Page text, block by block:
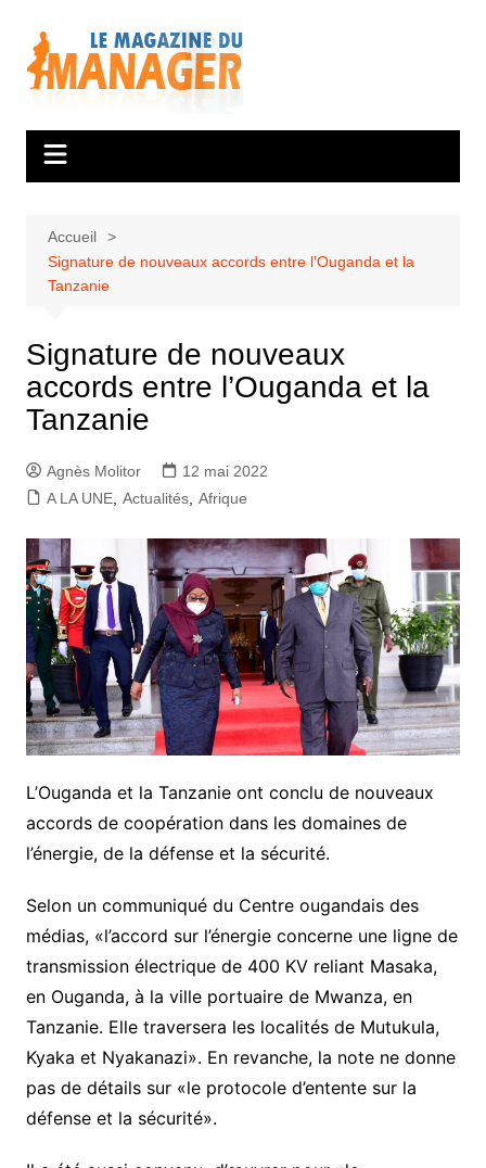
contenu
Accueil
Signature de nouveaux accords entre l’Ouganda et la
Tanzanie
Signature de nouveaux
accords entre l’Ouganda et la
Tanzanie
Agnès Molitor
12 mai 2022
A LA UNE, Actualités, Afrique
L’Ouganda et la Tanzanie ont conclu de nouveaux
accords de coopération dans les domaines de
l’énergie, de la défense et la sécurité.
Selon un communiqué du Centre ougandais des
médias, «l’accord sur l’énergie concerne une ligne de
transmission électrique de 400 KV reliant Masaka,
en Ouganda, à la ville portuaire de Mwanza, en
Tanzanie. Elle traversera les localités de Mutukula,
Kyaka et Nyakanazi». En revanche, la note ne donne
pas de détails sur «le protocole d’entente sur la
défense et la sécurité».